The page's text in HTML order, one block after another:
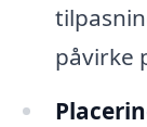
påvirke